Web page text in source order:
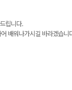
립니다.
배워나가시길 바라겠습니